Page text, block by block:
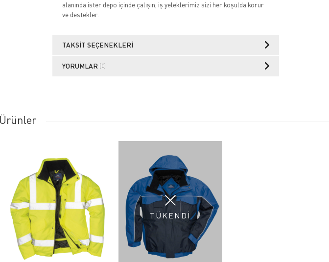
alanında ister depo içinde çalışın, iş yeleklerimiz sizi her koşulda korur
ve destekler.
TAKSIT SEÇENEKLERI
YORUMLAR (0)
TÜKENDİ